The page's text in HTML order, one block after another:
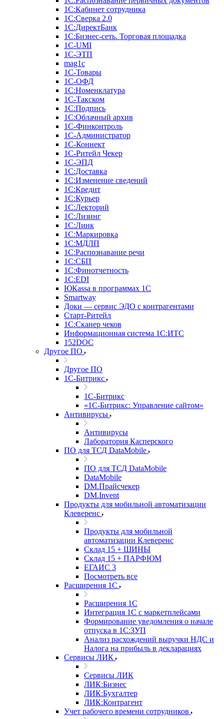
1С:Кабинет сотрудника
1С:Сверка 2.0
1С:ДиректБанк
1С:Бизнес-сеть. Торговая площадка
1С-UMI
1С-ЭТП
mag1c
1С-Товары
1С-ОФД
1С:Номенклатура
1С-Такском
1С:Подпись
1С:Облачный архив
1С-Финконтроль
1С-Администратор
1С-Коннект
1С-Ритейл Чекер
1С-ЭПД
1С:Доставка
1С:Изменение сведений
1С:Кредит
1С:Курьер
1С:Лекторий
1С:Лизинг
1С:Линк
1С:Маркировка
1С:МДЛП
1С:Распознавание речи
1С:СБП
1С:Финотчетность
1С:EDI
ЮКаssа в программах 1С
Smartway
Доки — сервис ЭДО с контрагентами
Старт-Ритейл
1С:Сканер чеков
Информационная система 1С:ИТС
152DOC
Другое ПО
Другое ПО
1С-Битрикс
1С-Битрикс
«1С-Битрикс: Управление сайтом»
Антивирусы
Антивирусы
Лаборатория Касперского
ПО для ТСД DataMobile
ПО для ТСД DataMobile
DataMobile
DM.Прайсчекер
DM.Invent
Продукты для мобильной автоматизации
Клеверенс
Продукты для мобильной
автоматизации Клеверенс
Склад 15 + ШИНЫ
Склад 15 + ПАРФЮМ
ЕГАИС 3
Посмотреть все
Расширения 1С
Расширения 1С
Интеграция 1С с маркетплейсами
Формирование уведомления о начале
отпуска в 1С:ЗУП
Анализ расхождений выручки НДС и
Налога на прибыль в декларациях
Сервисы ЛИК
Сервисы ЛИК
ЛИК:Бизнес
ЛИК:Бухгалтер
ЛИК:Контрагент
Учет рабочего времени сотрудников